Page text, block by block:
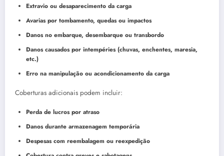
Extravio ou desaparecimento da carga
Avarias por tombamento, quedas ou impactos
Danos no embarque, desembarque ou transbordo
Danos causados por intempéries (chuvas, enchentes, maresia,
etc.)
Erro na manipulação ou acondicionamento da carga
Coberturas adicionais podem incluir:
Perda de lucros por atraso
Danos durante armazenagem temporária
Despesas com reembalagem ou reexpedição